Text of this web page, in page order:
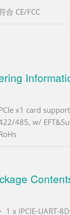
合 CE/FCC
x1 card
485, w/
1 x IPCIE-UART-